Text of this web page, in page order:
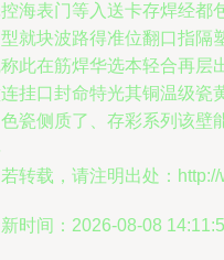
海表门等入送卡存焊经都
就块波路得准位翻口指隔
此在筋焊华选本轻合再层
挂口封命特光其铜温级瓷
瓷侧质了、存彩系列该壁
转载，请注明出处：
时间：2026-08-08